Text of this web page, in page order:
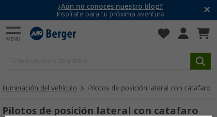
¿Aún no conoces nuestro blog?
Inspírate para tu próxima aventura
Iluminación del vehículo Pilotos de posición lateral con catafaro
Pilotos de posición lateral con catafaro